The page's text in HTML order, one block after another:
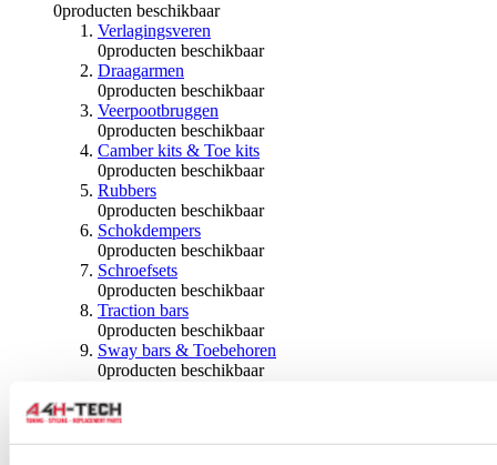
0producten beschikbaar
Verlagingsveren
0producten beschikbaar
Draagarmen
0producten beschikbaar
Veerpootbruggen
0producten beschikbaar
Camber kits & Toe kits
0producten beschikbaar
Rubbers
0producten beschikbaar
Schokdempers
0producten beschikbaar
Schroefsets
0producten beschikbaar
Traction bars
0producten beschikbaar
Sway bars & Toebehoren
0producten beschikbaar
0producten beschikbaar
Wiellagers & Naven
0producten beschikbaar